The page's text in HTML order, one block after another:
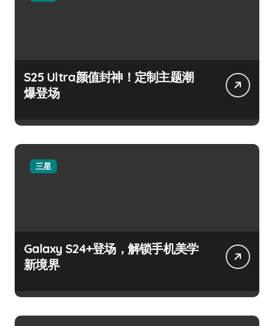
S25 Ultra颜值封神！定制主题潮
爆登场
三星
Galaxy S24+登场，解锁手机美学
新境界